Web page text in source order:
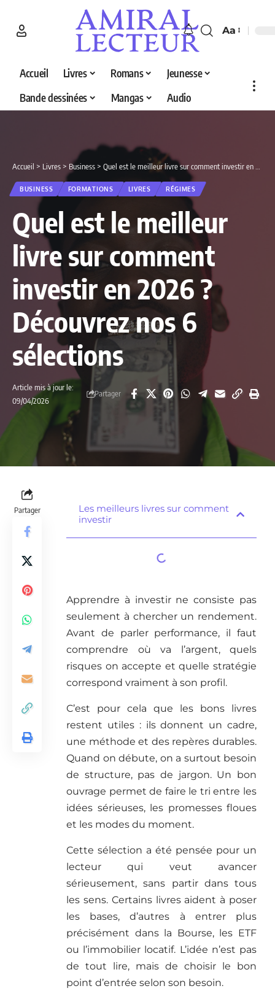
Aa
Accueil Livres Romans
Jeunesse
Bande dessinées
Mangas Audio
Accueil > Livres > Business> Quel est le meilleur livre sur comment investir en 2026 ? Découvrez nos 6 sélections
BUSINESS FORMATIONS LIVRES RÉGIMES
Quel est le meilleur
livre sur comment
investir en 2026 ?
Découvrez nos 6
sélections
Article mis à jour le:
09/04/2026
Partager
Partager
Les meilleurs livres sur comment
investir
Apprendre à investir ne consiste pas
seulement à chercher un rendement.
Avant de parler performance, il faut
comprendre où va l’argent, quels
risques on accepte et quelle stratégie
correspond vraiment à son profil.
C’est pour cela que les bons livres
restent utiles : ils donnent un cadre,
une méthode et des repères durables.
Quand on débute, on a surtout besoin
de structure, pas de jargon. Un bon
ouvrage permet de faire le tri entre les
idées sérieuses, les promesses floues
et les modes du moment.
Cette sélection a été pensée pour un
lecteur qui veut avancer
sérieusement, sans partir dans tous
les sens. Certains livres aident à poser
les bases, d’autres à entrer plus
précisément dans la Bourse, les ETF
ou l’immobilier locatif. L’idée n’est pas
de tout lire, mais de choisir le bon
point d’entrée selon son besoin.